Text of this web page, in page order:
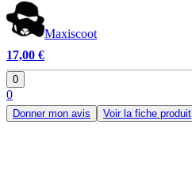
Maxiscoot
17,00 €
0
0
Donner mon avis Voir la fiche produit